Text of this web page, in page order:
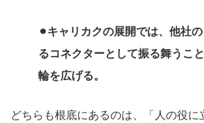
⚫︎キャリカクの展開では、他社
るコネクターとして振る舞うこ
輪を広げる。
どちらも根底にあるのは、「人の役に